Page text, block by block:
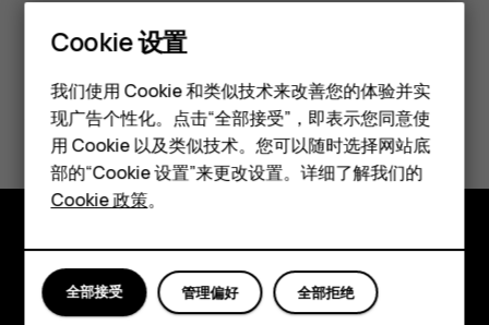
智能手机
经典手机
配件
平板电脑
此信息对您是否有帮助？
是 否
探索
关于
Cookie 设置
我们使用 Cookie 和类似技术来改善您的体验并实
现广告个性化。点击“全部接受”，即表示您同意使
用 Cookie 以及类似技术。您可以随时选择网站底
部的“Cookie 设置”来更改设置。详细了解我们的
Cookie 政策。
全部拒绝
管理偏好
全部接受